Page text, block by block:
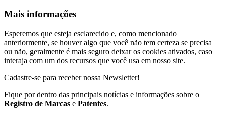
Mais informações
Esperemos que esteja esclarecido e, como mencionado
anteriormente, se houver algo que você não tem certeza se precisa
ou não, geralmente é mais seguro deixar os cookies ativados, caso
interaja com um dos recursos que você usa em nosso site.
Cadastre-se para receber nossa Newsletter!
Fique por dentro das principais notícias e informações sobre o
Registro de Marcas e Patentes.